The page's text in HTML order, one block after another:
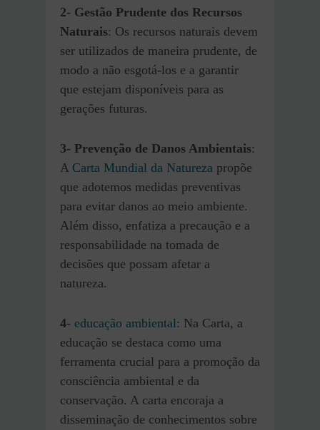
2- Gestão Prudente dos Recursos
Naturais: Os recursos naturais devem
ser utilizados de maneira prudente, de
modo a não esgotá-los e a garantir
que estejam disponíveis para as
gerações futuras.
3- Prevenção de Danos Ambientais:
A Carta Mundial da Natureza propõe
que adotemos medidas preventivas
para evitar danos ao meio ambiente.
Além disso, enfatiza a precaução e a
responsabilidade na tomada de
decisões que possam afetar a
natureza.
4- educação ambiental : Na Carta, a
educação se destaca como uma
ferramenta crucial para a promoção da
consciência ambiental e da
conservação. A carta encoraja a
disseminação de conhecimentos sobre